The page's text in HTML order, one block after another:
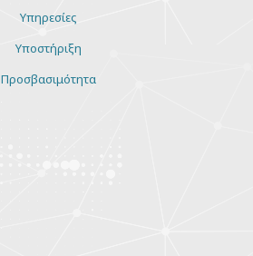
Υπηρεσίες
Υποστήριξη
Προσβασιμότητα